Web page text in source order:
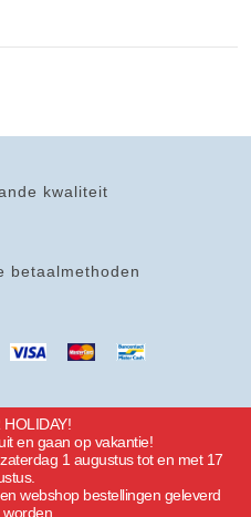
betaalmethoden
kwaliteit
en gaan op vakantie!
1 augustus tot en met 17
webshop bestellingen geleverd